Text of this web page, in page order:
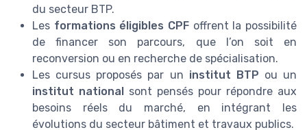
du secteur BTP.
Les formations éligibles CPF offrent la possibilité
de financer son parcours, que l’on soit en
reconversion ou en recherche de spécialisation.
Les cursus proposés par un institut BTP ou un
institut national sont pensés pour répondre aux
besoins réels du marché, en intégrant les
évolutions du secteur bâtiment et travaux publics.